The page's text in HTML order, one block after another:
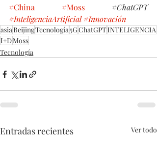
#China #Moss #
ChatGPT
#InteligenciaArtificial #Innovación
asiaBeijingTecnología5GChatGPTINTELIGENCIA
I+DMoss
Tecnología
Entradas recientes Ver todo